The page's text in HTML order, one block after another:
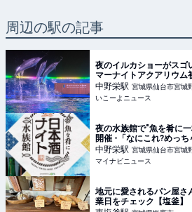
周辺の駅の記事
夜のイルカショーがスゴ
マーナイトアクアリウム
中野栄駅 宮城県仙台市宮城
いこーよニュース
夜の水族館で"魚を肴に
開催 -「なにこれ?めっ
本酒とか最高やないかー!!
中野栄駅 宮城県仙台市宮城
マイナビニュース
地元に愛されるパン屋さ
業日をチェック【塩釜】